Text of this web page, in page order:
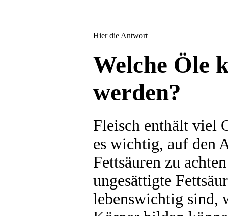
Hier die Antwort
Welche Öle
werden?
Fleisch enthält viel
es wichtig, auf den
Fettsäuren zu
ungesättigte
lebenswichtig sind,